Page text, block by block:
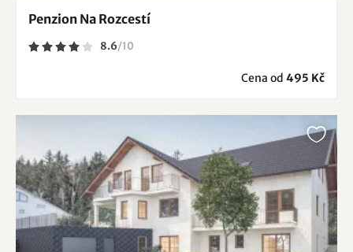
Penzion Na Rozcestí
8.6/10
Cena od 495 Kč